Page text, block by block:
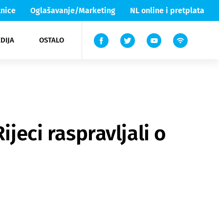
Oglašavanje/Marketing NL online i pretplata
OSTALO
Lika & Senj
TV
raspravljali o